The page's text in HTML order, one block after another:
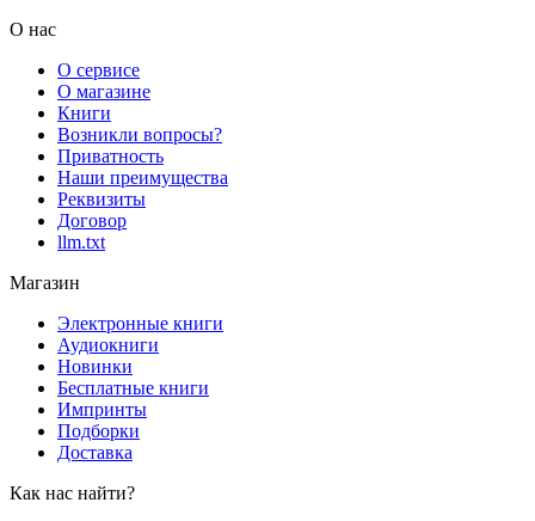
О нас
О сервисе
О магазине
Книги
Возникли вопросы?
Приватность
Наши преимущества
Реквизиты
Договор
llm.txt
Магазин
Электронные книги
Аудиокниги
Новинки
Бесплатные книги
Импринты
Подборки
Доставка
Как нас найти?